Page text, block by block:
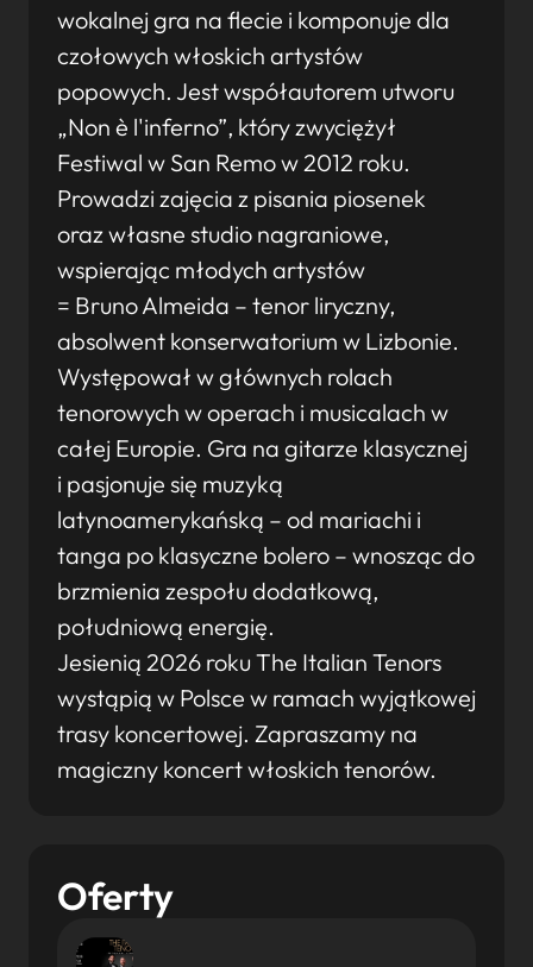
wokalnej gra na flecie i komponuje dla
czołowych włoskich artystów
popowych. Jest współautorem utworu
„Non è l'inferno”, który zwyciężył
Festiwal w San Remo w 2012 roku.
Prowadzi zajęcia z pisania piosenek
oraz własne studio nagraniowe,
wspierając młodych artystów
= Bruno Almeida – tenor liryczny,
absolwent konserwatorium w Lizbonie.
Występował w głównych rolach
tenorowych w operach i musicalach w
całej Europie. Gra na gitarze klasycznej
i pasjonuje się muzyką
latynoamerykańską – od mariachi i
tanga po klasyczne bolero – wnosząc do
brzmienia zespołu dodatkową,
południową energię.
Jesienią 2026 roku The Italian Tenors
wystąpią w Polsce w ramach wyjątkowej
trasy koncertowej. Zapraszamy na
magiczny koncert włoskich tenorów.
Oferty